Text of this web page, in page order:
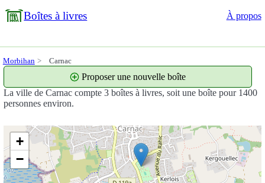
Boîtes à livres À propos
Morbihan Carnac
La ville de Carnac compte 3 boîtes à livres, soit une boîte pour 1400
personnes environ.
Proposer une nouvelle boîte
+
−